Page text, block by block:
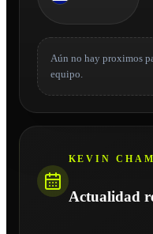
Aún no hay proximos
equipo.
KEVIN
Actualidad